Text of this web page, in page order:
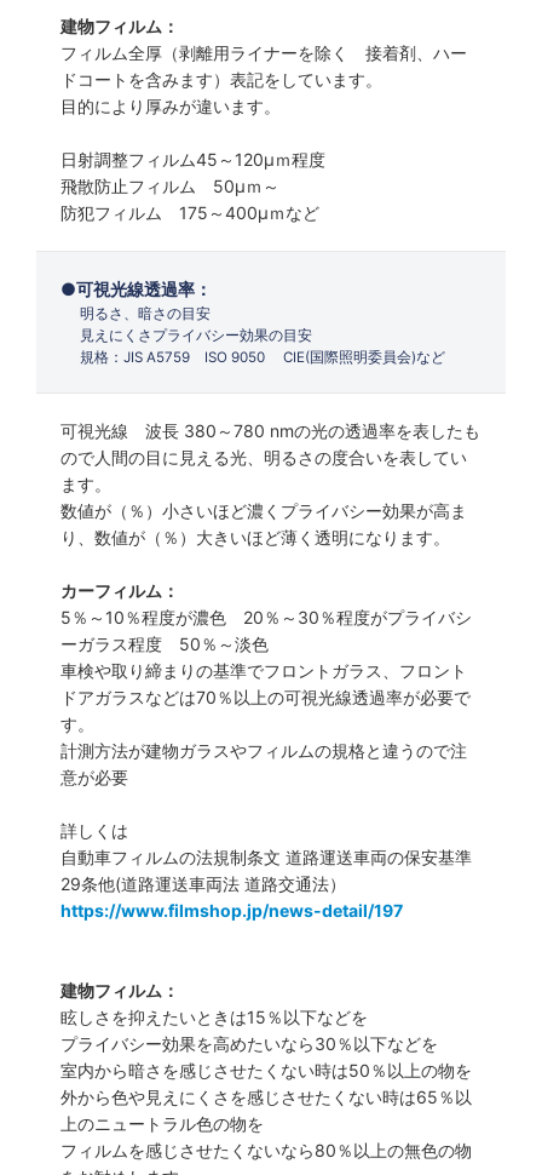
建物フィルム：
フィルム全厚（剥離用ライナーを除く 接着剤、ハー
ドコートを含みます）表記をしています。
目的により厚みが違います。
日射調整フィルム45～120µｍ程度
飛散防止フィルム 50µｍ～
防犯フィルム 175～400µｍなど
可視光線透過率：
明るさ、暗さの目安
見えにくさプライバシー効果の目安
規格：JIS A5759 ISO 9050 CIE(国際照明委員会)など
可視光線 波長 380～780 nmの光の透過率を表したも
ので人間の目に見える光、明るさの度合いを表してい
ます。
数値が（％）小さいほど濃くプライバシー効果が高ま
り、数値が（％）大きいほど薄く透明になります。
カーフィルム：
5％～10％程度が濃色 20％～30％程度がプライバシ
ーガラス程度 50％～淡色
車検や取り締まりの基準でフロントガラス、フロント
ドアガラスなどは70％以上の可視光線透過率が必要で
す。
計測方法が建物ガラスやフィルムの規格と違うので注
意が必要
詳しくは
自動車フィルムの法規制条文 道路運送車両の保安基準
29条他(道路運送車両法 道路交通法）
https://www.filmshop.jp/news-detail/197
建物フィルム：
眩しさを抑えたいときは15％以下などを
プライバシー効果を高めたいなら30％以下などを
室内から暗さを感じさせたくない時は50％以上の物を
外から色や見えにくさを感じさせたくない時は65％以
上のニュートラル色の物を
フィルムを感じさせたくないなら80％以上の無色の物